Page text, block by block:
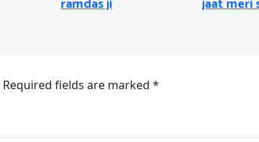
Required fields are marked *